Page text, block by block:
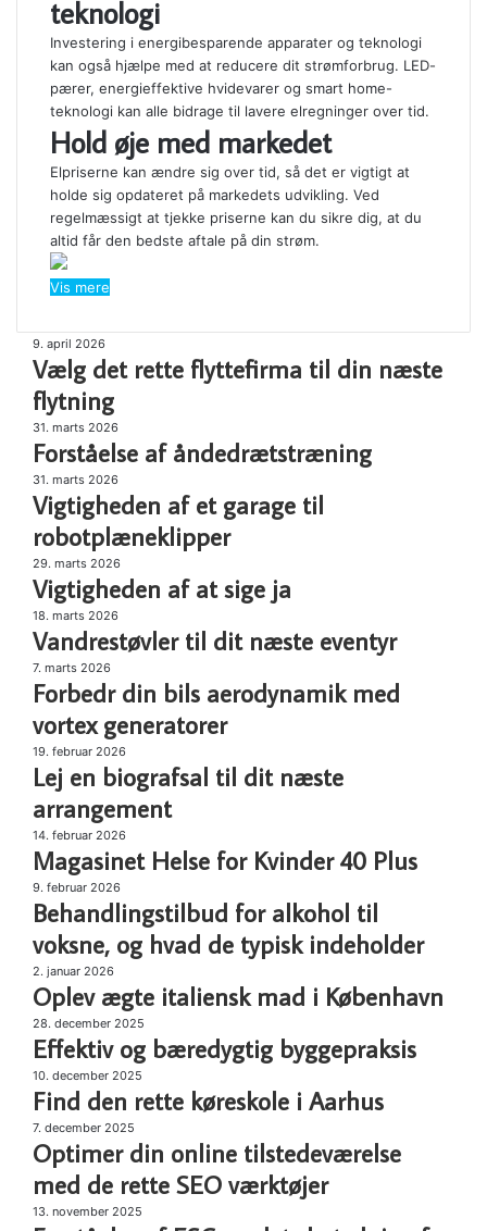
teknologi
Investering i energibesparende apparater og teknologi
kan også hjælpe med at reducere dit strømforbrug. LED-
pærer, energieffektive hvidevarer og smart home-
teknologi kan alle bidrage til lavere elregninger over tid.
Hold øje med markedet
Elpriserne kan ændre sig over tid, så det er vigtigt at
holde sig opdateret på markedets udvikling. Ved
regelmæssigt at tjekke priserne kan du sikre dig, at du
altid får den bedste aftale på din strøm.
Vis mere
Vælg
det
rette
flyttefirma
til
din
næste
flytning
9. april 2026
Vælg det rette flyttefirma til din næste
flytning
Forståelse
af
åndedrætstræning
31. marts 2026
Forståelse af åndedrætstræning
Vigtigheden
af
garage
til
robotplæneklipper
31. marts 2026
Vigtigheden af et garage til
robotplæneklipper
Vigtigheden
af
at
sige
29. marts 2026
Vigtigheden af at sige ja
Vandrestøvler
til
dit
næste
18. marts 2026
Vandrestøvler til dit næste eventyr
Forbedr
din
aerodynamik
med
vortex
generatorer
7. marts 2026
Forbedr din bils aerodynamik med
vortex generatorer
Lej
en
til
dit
næste
arrangement
19. februar 2026
Lej en biografsal til dit næste
arrangement
Magasinet
Helse
for
Kvinder
Plus
14. februar 2026
Magasinet Helse for Kvinder 40 Plus
Behandlingstilbud
for
alkohol
til
voksne,
og
hvad
de
typisk
indeholder
9. februar 2026
Behandlingstilbud for alkohol til
voksne, og hvad de typisk indeholder
Oplev
ægte
italiensk
mad
København
2. januar 2026
Oplev ægte italiensk mad i København
Effektiv
og
bæredygtig
byggepraksis
28. december 2025
Effektiv og bæredygtig byggepraksis
Find
den
rette
køreskole
Aarhus
10. december 2025
Find den rette køreskole i Aarhus
Optimer
din
tilstedeværelse
med
7. december 2025
Optimer din online tilstedeværelse
med de rette SEO værktøjer
Forståelse
13. november 2025